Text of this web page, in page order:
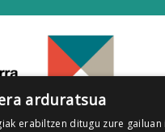
arduratsua
erabiltzen ditugu zure